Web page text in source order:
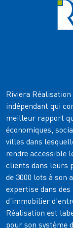
Riviera
indépendant qui
meilleur rapport
économiques,
villes dans
rendre accessible
clients dans leurs
de 3000 lots à son
expertise dans
d'immobilier
Réalisation est
pour son système